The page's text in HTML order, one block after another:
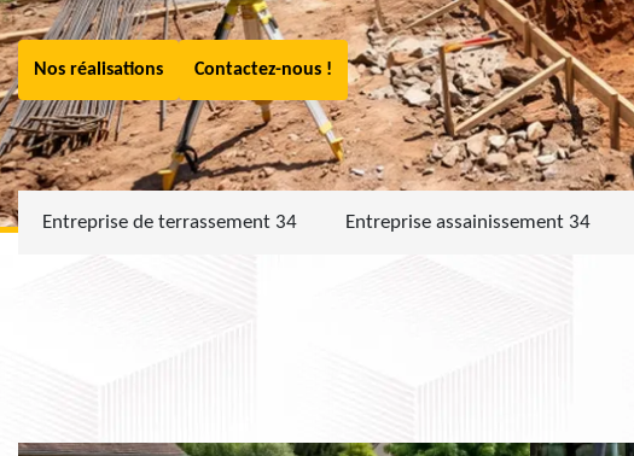
Nos réalisations Contactez-nous !
Entreprise de terrassement 34 Entreprise assainissement 34